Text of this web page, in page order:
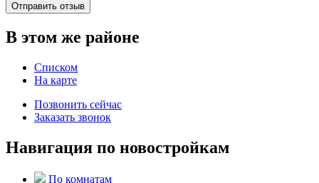
Отправить отзыв
В этом же районе
Списком
На карте
Позвонить сейчас
Заказать звонок
Навигация по новостройкам
По комнатам